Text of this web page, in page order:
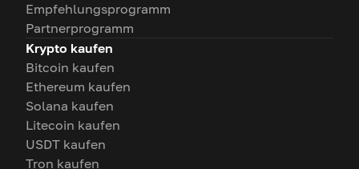
Empfehlungsprogramm
Partnerprogramm
Krypto kaufen
Bitcoin kaufen
Ethereum kaufen
Solana kaufen
Litecoin kaufen
USDT kaufen
Tron kaufen